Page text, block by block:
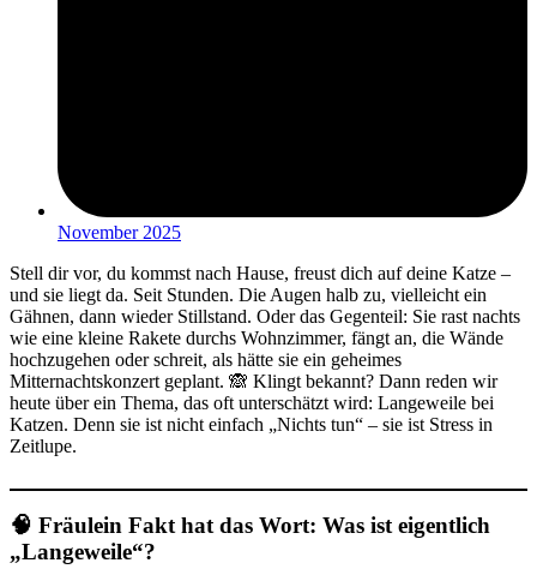
November 2025
Stell dir vor, du kommst nach Hause, freust dich auf deine Katze –
und sie liegt da. Seit Stunden. Die Augen halb zu, vielleicht ein
Gähnen, dann wieder Stillstand. Oder das Gegenteil: Sie rast nachts
wie eine kleine Rakete durchs Wohnzimmer, fängt an, die Wände
hochzugehen oder schreit, als hätte sie ein geheimes
Mitternachtskonzert geplant. 🙈 Klingt bekannt? Dann reden wir
heute über ein Thema, das oft unterschätzt wird: Langeweile bei
Katzen. Denn sie ist nicht einfach „Nichts tun“ – sie ist Stress in
Zeitlupe.
🧠 Fräulein Fakt hat das Wort: Was ist eigentlich
„Langeweile“?